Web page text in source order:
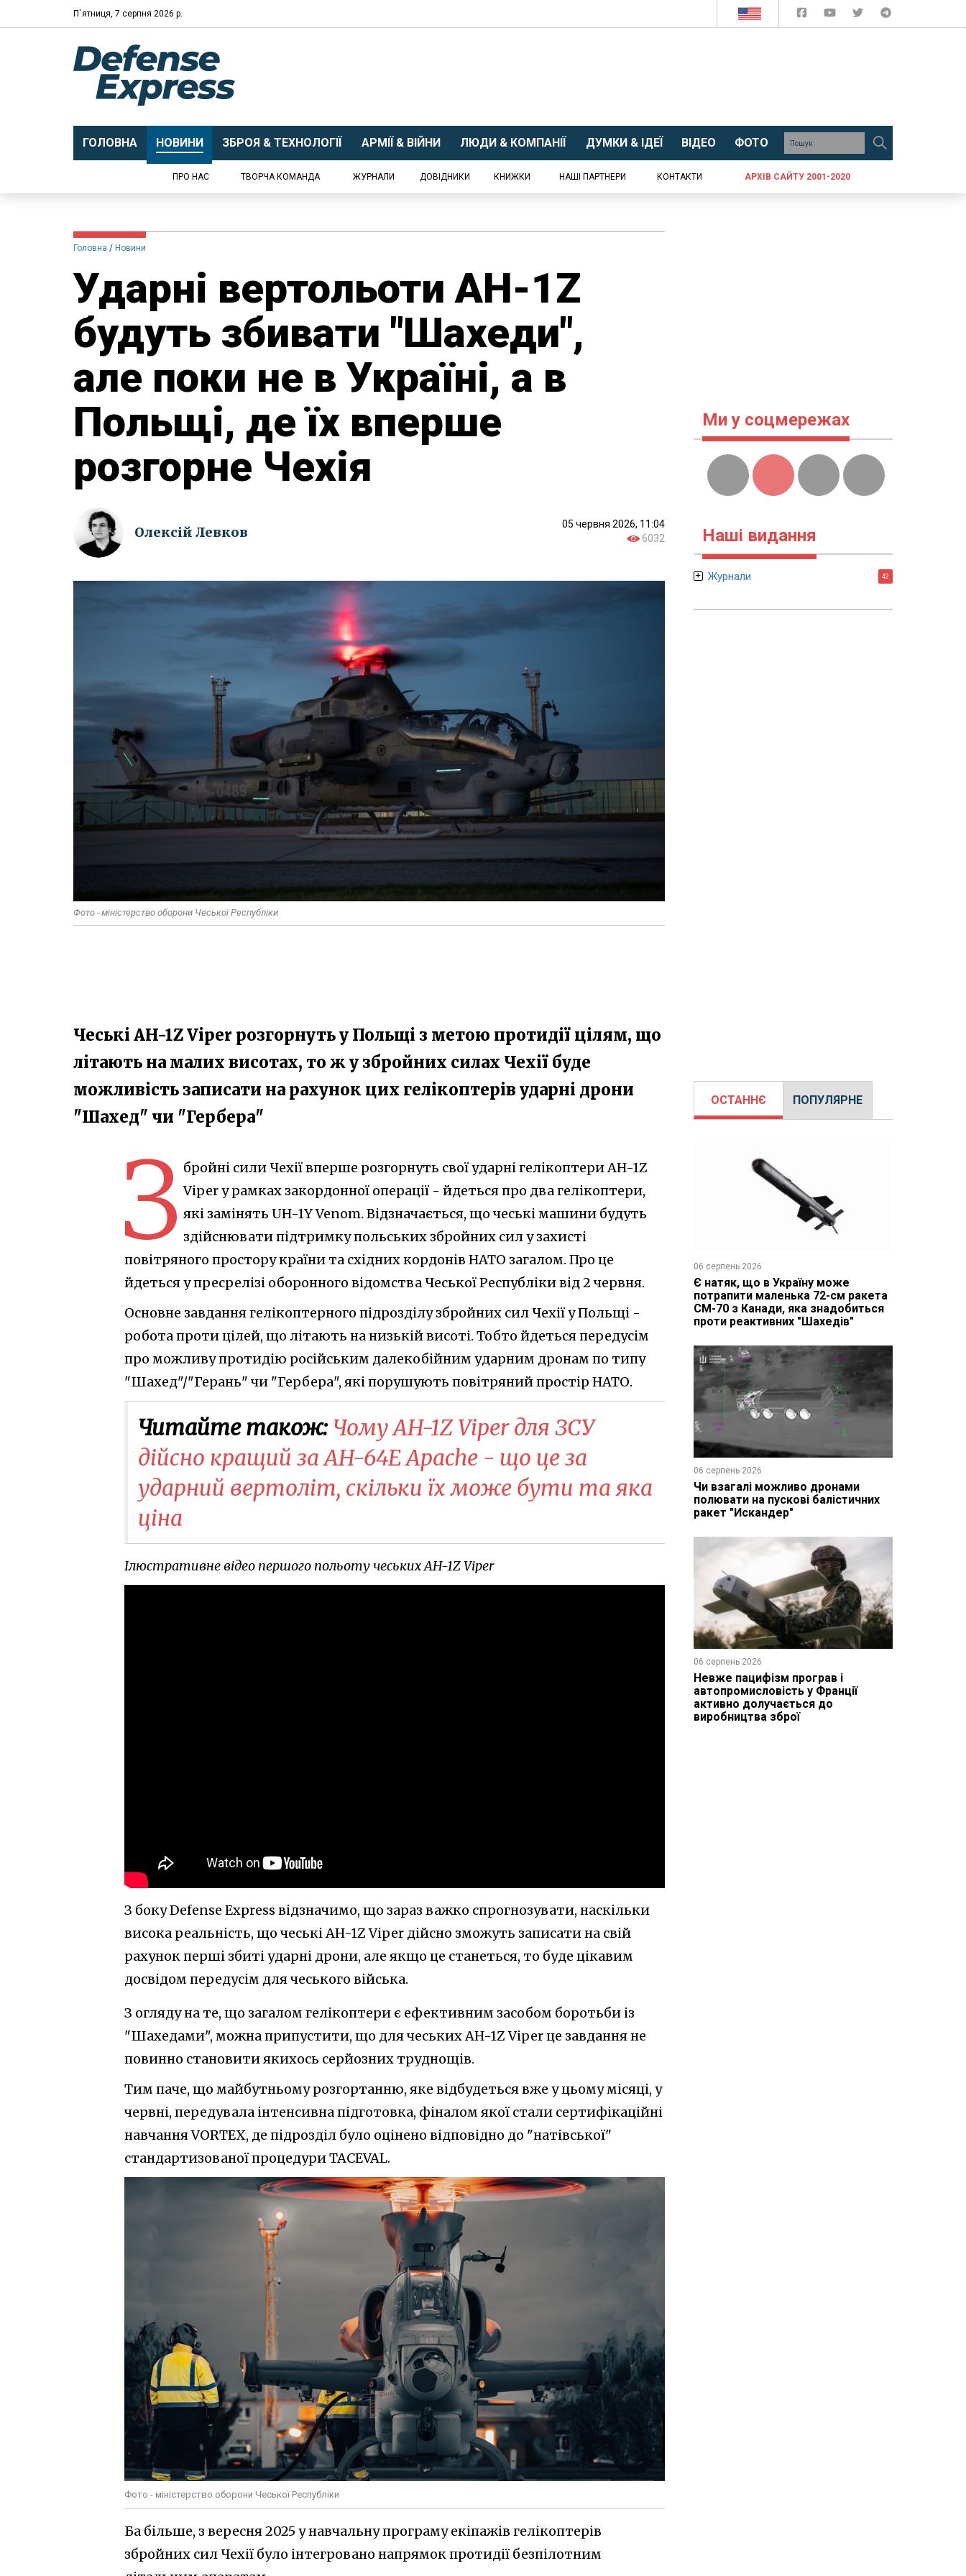
П`ятниця, 7 серпня 2026 р.
ГОЛОВНА НОВИНИ ЗБРОЯ & ТЕХНОЛОГІЇ АРМІЇ & ВІЙНИ ЛЮДИ & КОМПАНІЇ ДУМКИ & ІДЕЇ ВІДЕО ФОТО
ПРО НАС ТВОРЧА КОМАНДА ЖУРНАЛИ ДОВІДНИКИ КНИЖКИ НАШІ ПАРТНЕРИ КОНТАКТИ АРХІВ САЙТУ 2001-2020
Головна Новини
Ударні вертольоти AH-1Z
будуть збивати "Шахеди",
але поки не в Україні, а в
Польщі, де їх вперше
розгорне Чехія
Олексій Левков
05 червня 2026, 11:04
6032
Фото - міністерство оборони Чеської Республіки
Чеські AH-1Z Viper розгорнуть у Польщі з метою протидії цілям, що
літають на малих висотах, то ж у збройних силах Чехії буде
можливість записати на рахунок цих гелікоптерів ударні дрони
"Шахед" чи "Гербера"
З бройні сили Чехії вперше розгорнуть свої ударні гелікоптери AH-1Z
Viper у рамках закордонної операції - йдеться про два гелікоптери,
які замінять UH-1Y Venom. Відзначається, що чеські машини будуть
здійснювати підтримку польських збройних сил у захисті
повітряного простору країни та східних кордонів НАТО загалом. Про це
йдеться у пресрелізі оборонного відомства Чеської Республіки від 2 червня.
Основне завдання гелікоптерного підрозділу збройних сил Чехії у Польщі -
робота проти цілей, що літають на низькій висоті. Тобто йдеться передусім
про можливу протидію російським далекобійним ударним дронам по типу
"Шахед"/"Герань" чи "Гербера", які порушують повітряний простір НАТО.
Читайте також: ​Чому AH-1Z Viper для ЗСУ
дійсно кращий за AH-64E Apache - що це за
ударний вертоліт, скільки їх може бути та яка
ціна
Ілюстративне відео першого польоту чеських AH-1Z Viper
З боку Defense Express відзначимо, що зараз важко спрогнозувати, наскільки
висока реальність, що чеські AH-1Z Viper дійсно зможуть записати на свій
рахунок перші збиті ударні дрони, але якщо це станеться, то буде цікавим
досвідом передусім для чеського війська.
З огляду на те, що загалом гелікоптери є ефективним засобом боротьби із
"Шахедами", можна припустити, що для чеських AH-1Z Viper це завдання не
повинно становити якихось серйозних труднощів.
Тим паче, що майбутньому розгортанню, яке відбудеться вже у цьому місяці, у
червні, передувала інтенсивна підготовка, фіналом якої стали сертифікаційні
навчання VORTEX, де підрозділ було оцінено відповідно до "натівської"
стандартизованої процедури TACEVAL.
Фото - міністерство оборони Чеської Республіки
Ба більше, з вересня 2025 у навчальну програму екіпажів гелікоптерів
збройних сил Чехії було інтегровано напрямок протидії безпілотним
Ми у соцмережах
Наші видання
Журнали 42
ОСТАННЄ ПОПУЛЯРНЕ
06 серпень 2026
Є натяк, що в Україну може
потрапити маленька 72-см ракета
CM-70 з Канади, яка знадобиться
проти реактивних "Шахедів"
06 серпень 2026
Чи взагалі можливо дронами
полювати на пускові балістичних
ракет "Искандер"
06 серпень 2026
Невже пацифізм програв і
автопромисловість у Франції
активно долучається до
виробництва зброї